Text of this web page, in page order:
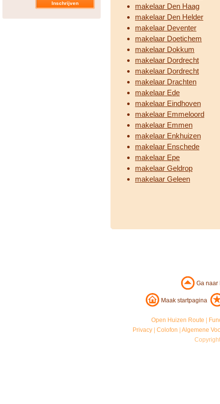
makelaar Den Haag
makelaar Den Helder
makelaar Deventer
makelaar Doetichem
makelaar Dokkum
makelaar Dordrecht
makelaar Dordrecht
makelaar Drachten
makelaar Ede
makelaar Eindhoven
makelaar Emmeloord
makelaar Emmen
makelaar Enkhuizen
makelaar Enschede
makelaar Epe
makelaar Geldrop
makelaar Geleen
Ga
Maak startpagina
Open Huizen Route
Privacy |Colofon |Algemene